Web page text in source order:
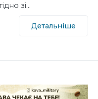
зі…
Детальніше